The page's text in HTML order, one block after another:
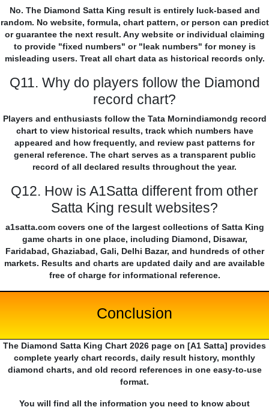
No. The Diamond Satta King result is entirely luck-based and
random. No website, formula, chart pattern, or person can predict
or guarantee the next result. Any website or individual claiming
to provide "fixed numbers" or "leak numbers" for money is
misleading users. Treat all chart data as historical records only.
Q11. Why do players follow the Diamond
record chart?
Players and enthusiasts follow the Tata Mornindiamondg record
chart to view historical results, track which numbers have
appeared and how frequently, and review past patterns for
general reference. The chart serves as a transparent public
record of all declared results throughout the year.
Q12. How is A1Satta different from other
Satta King result websites?
a1satta.com covers one of the largest collections of Satta King
game charts in one place, including Diamond, Disawar,
Faridabad, Ghaziabad, Gali, Delhi Bazar, and hundreds of other
markets. Results and charts are updated daily and are available
free of charge for informational reference.
Conclusion
The Diamond Satta King Chart 2026 page on [A1 Satta] provides
complete yearly chart records, daily result history, monthly
diamond charts, and old record references in one easy-to-use
format.
You will find all the information you need to know about